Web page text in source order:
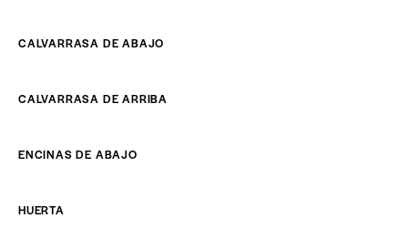
CALVARRASA DE ABAJO
CALVARRASA DE ARRIBA
ENCINAS DE ABAJO
HUERTA